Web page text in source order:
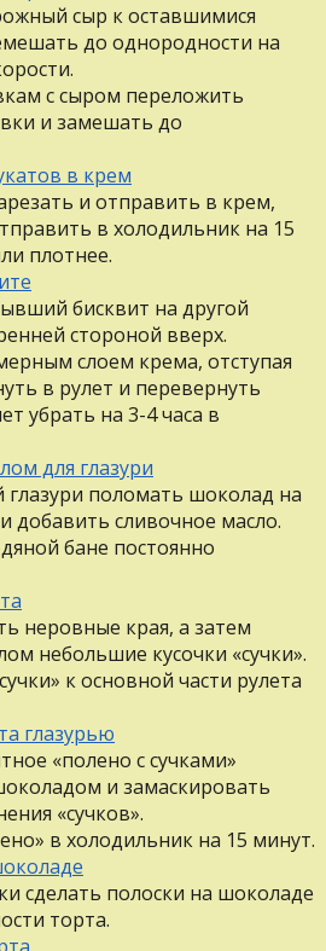
сыр к оставшимися
до однородности на
с сыром переложить
и замешать до
и отправить в крем,
в холодильник на 15
плотнее.
бисквит на другой
стороной вверх.
слоем крема, отступая
в рулет и перевернуть
убрать на 3-4 часа в
поломать шоколад на
добавить сливочное масло.
бане постоянно
неровные края, а затем
небольшие кусочки «сучки».
к основной части рулета
«полено с сучками»
и замаскировать
«сучков».
в холодильник на 15 минут.
сделать полоски на шоколаде
торта.